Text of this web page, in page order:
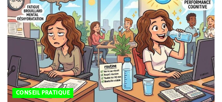
CONSEIL PRATIQUE